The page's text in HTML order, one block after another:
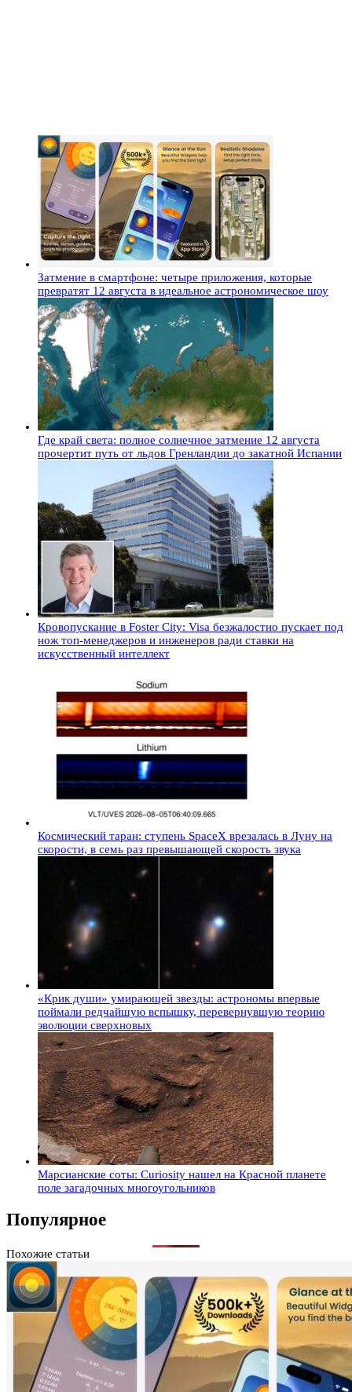
Затмение в смартфоне: четыре приложения, которые
превратят 12 августа в идеальное астрономическое шоу
Где край света: полное солнечное затмение 12 августа
прочертит путь от льдов Гренландии до закатной Испании
Кровопускание в Foster City: Visa безжалостно пускает под
нож топ-менеджеров и инженеров ради ставки на
искусственный интеллект
Космический таран: ступень SpaceX врезалась в Луну на
скорости, в семь раз превышающей скорость звука
«Крик души» умирающей звезды: астрономы впервые
поймали редчайшую вспышку, перевернувшую теорию
эволюции сверхновых
Марсианские соты: Curiosity нашел на Красной планете
поле загадочных многоугольников
Популярное
Похожие статьи